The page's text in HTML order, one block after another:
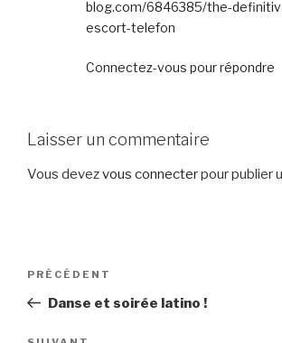
blog.com/6846385/the-
escort-telefon
Connectez-vous pour répondre
Laisser un commentaire
Vous devezvous connecterpour publier
Navigation
l’article
Article
précédent
PRÉCÉDENT
Danse et soirée latino !